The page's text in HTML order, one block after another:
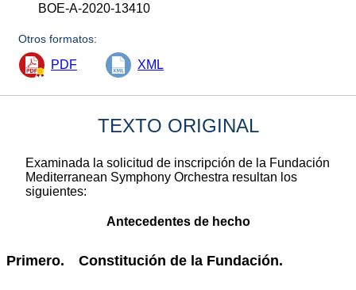
BOE-A-2020-13410
Otros formatos:
PDF XML
TEXTO ORIGINAL
Examinada la solicitud de inscripción de la Fundación
Mediterranean Symphony Orchestra resultan los
siguientes:
Antecedentes de hecho
Primero. Constitución de la Fundación.